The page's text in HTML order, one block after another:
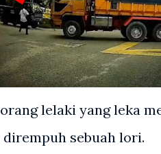
lelaki yang leka
sebuah lori.